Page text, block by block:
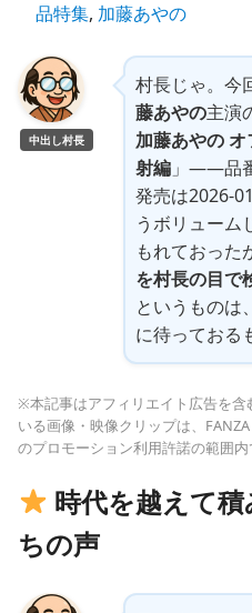
品特集, 加藤あやの
中出し村長
村長じゃ。今
藤あやの主演
加藤あやの
射編 」——品
発売は2026-
うボリューム
もれておった
を村長の目で
というものは
に待っておる
※本記事はアフィリエイト広告を含
いる画像・映像クリップは、
のプロモーション利用許諾の範囲内
時代を越えて
ちの声